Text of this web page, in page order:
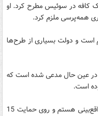
کافه در سوئیس مطرح کرد. او
و دولت بسیاری از طرح‌ها
در عین حال مدعی شده است که
است.
وی می‌گوید: «من به عنوان یک تاجر، فرد واقع‌بینی هستم و روی حمایت 15